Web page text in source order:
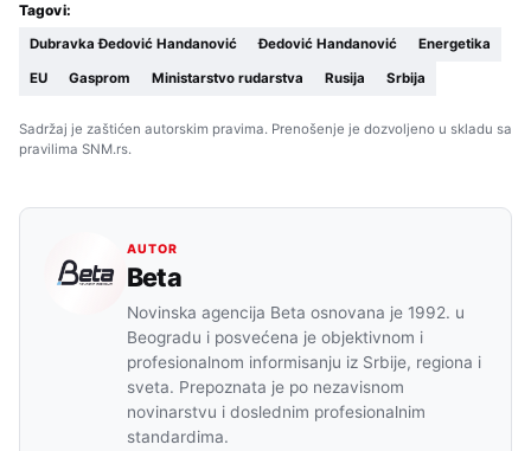
Tagovi:
Dubravka Đedović Handanović Đedović Handanović Energetika
EU Gasprom Ministarstvo rudarstva Rusija Srbija
Sadržaj je zaštićen autorskim pravima. Prenošenje je dozvoljeno u skladu sa
pravilima SNM.rs.
AUTOR
Beta
Novinska agencija Beta osnovana je 1992. u
Beogradu i posvećena je objektivnom i
profesionalnom informisanju iz Srbije, regiona i
sveta. Prepoznata je po nezavisnom
novinarstvu i doslednim profesionalnim
standardima.